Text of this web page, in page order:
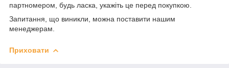
партномером, будь ласка, укажіть це перед покупкою.
Запитання, що виникли, можна поставити нашим
менеджерам.
Приховати